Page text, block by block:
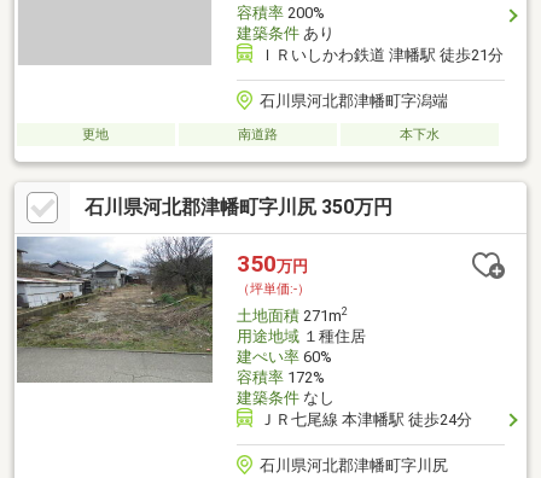
容積率200%
建築条件あり
ＩＲいしかわ鉄道 津幡駅 徒歩21分
石川県河北郡津幡町字潟端
更地 南道路 本下水
石川県河北郡津幡町字川尻 350万円
350万円
（坪単価:-）
土地面積271m2
用途地域１種住居
建ぺい率60%
容積率172%
建築条件なし
ＪＲ七尾線 本津幡駅 徒歩24分
石川県河北郡津幡町字川尻